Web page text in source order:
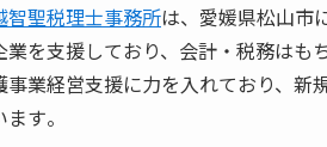
智聖税理士事務所は、愛媛県松山市
業を支援しており、会計・税務はも
事業経営支援に力を入れており、新
ます​​。